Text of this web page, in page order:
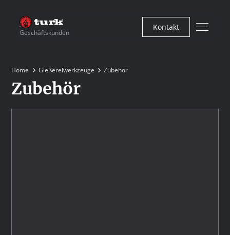
Geschäftskunden
Kontakt
Home Gießereiwerkzeuge Zubehör
Zubehör